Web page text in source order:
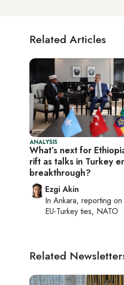
Related Articles
ANALYSIS
What’s next for
rift as talks in Turkey
breakthrough?
Ezgi Akin
In Ankara, reporting on
EU-Turkey ties, NATO
Related